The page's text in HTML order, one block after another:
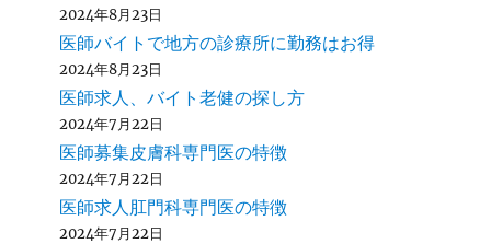
2024年8月23日
医師バイトで地方の診療所に勤務はお得
2024年8月23日
医師求人、バイト老健の探し方
2024年7月22日
医師募集皮膚科専門医の特徴
2024年7月22日
医師求人肛門科専門医の特徴
2024年7月22日